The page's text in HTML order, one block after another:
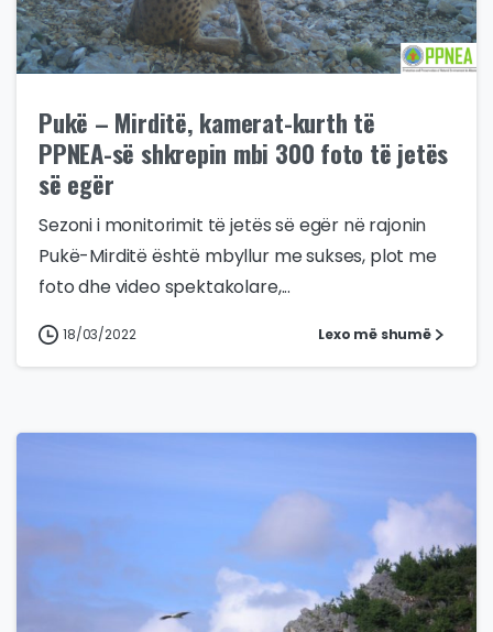
Pukë – Mirditë, kamerat-kurth të
PPNEA-së shkrepin mbi 300 foto të jetës
së egër
Sezoni i monitorimit të jetës së egër në rajonin
Pukë-Mirditë është mbyllur me sukses, plot me
foto dhe video spektakolare,...
18/03/2022 Lexo më shumë